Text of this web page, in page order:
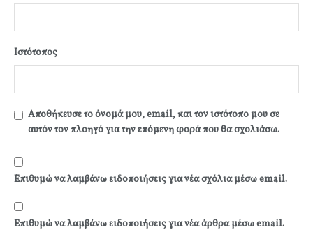
Ιστότοπος
Αποθήκευσε το όνομά μου, email, και τον ιστότοπο μου σε
αυτόν τον πλοηγό για την επόμενη φορά που θα σχολιάσω.
Επιθυμώ να λαμβάνω ειδοποιήσεις για νέα σχόλια μέσω email.
Επιθυμώ να λαμβάνω ειδοποιήσεις για νέα άρθρα μέσω email.